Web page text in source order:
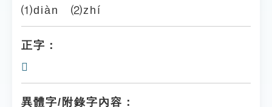
⑴diàn ⑵zhí
正字：
𩅀
異體字/附錄字內容：